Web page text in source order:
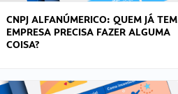
CNPJ ALFANÚMERICO: QUEM JÁ TEM
EMPRESA PRECISA FAZER ALGUMA
COISA?